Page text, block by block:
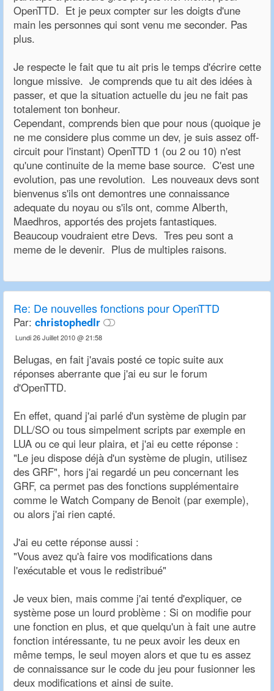
OpenTTD. Et je peux compter sur les doigts d'une
main les personnes qui sont venu me seconder. Pas
plus.
Je respecte le fait que tu ait pris le temps d'écrire cette
longue missive. Je comprends que tu ait des idées à
passer, et que la situation actuelle du jeu ne fait pas
totalement ton bonheur.
Cependant, comprends bien que pour nous (quoique je
ne me considere plus comme un dev, je suis assez off-
circuit pour l'instant) OpenTTD 1 (ou 2 ou 10) n'est
qu'une continuite de la meme base source. C'est une
evolution, pas une revolution. Les nouveaux devs sont
bienvenus s'ils ont demontres une connaissance
adequate du noyau ou s'ils ont, comme Alberth,
Maedhros, apportés des projets fantastiques.
Beaucoup voudraient etre Devs. Tres peu sont a
meme de le devenir. Plus de multiples raisons.
Re: De nouvelles fonctions pour OpenTTD
Par: christophedlr
Lundi 26 Juillet 2010 @ 21:58
Belugas, en fait j'avais posté ce topic suite aux
réponses aberrante que j'ai eu sur le forum
d'OpenTTD.
En effet, quand j'ai parlé d'un système de plugin par
DLL/SO ou tous simpelment scripts par exemple en
LUA ou ce qui leur plaira, et j'ai eu cette réponse :
"Le jeu dispose déjà d'un système de plugin, utilisez
des GRF", hors j'ai regardé un peu concernant les
GRF, ca permet pas des fonctions supplémentaire
comme le Watch Company de Benoit (par exemple),
ou alors j'ai rien capté.
J'ai eu cette réponse aussi :
"Vous avez qu'à faire vos modifications dans
l'exécutable et vous le redistribué"
Je veux bien, mais comme j'ai tenté d'expliquer, ce
système pose un lourd problème : Si on modifie pour
une fonction en plus, et que quelqu'un à fait une autre
fonction intéressante, tu ne peux avoir les deux en
même temps, le seul moyen alors et que tu es assez
de connaissance sur le code du jeu pour fusionner les
deux modifications et ainsi de suite.